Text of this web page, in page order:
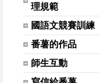
理規範
國語文競賽訓練
番薯的作品
師生互動